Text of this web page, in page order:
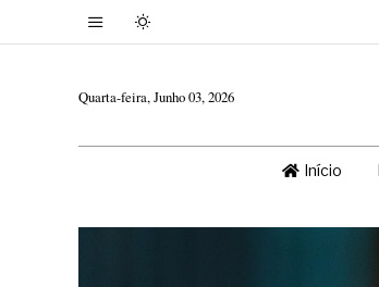
Quarta-feira, Junho 03, 2026
Início